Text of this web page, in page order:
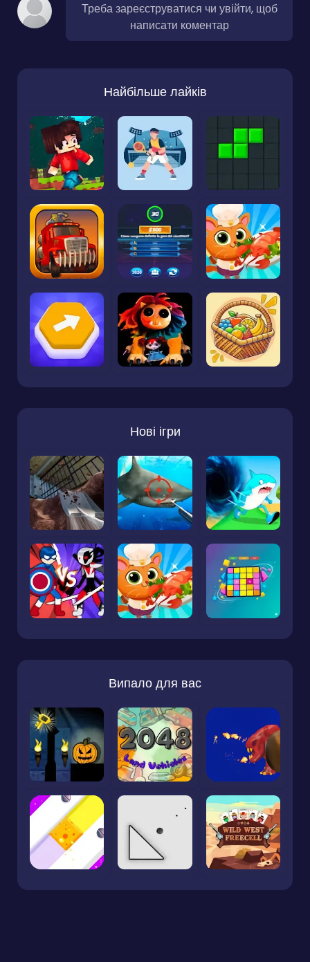
Треба зареєструватися чи увійти, щоб
написати коментар
Найбільше лайків
Нові ігри
Випало для вас